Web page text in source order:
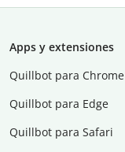
Apps y extensiones
Quillbot para Chrome
Quillbot para Edge
Quillbot para Safari